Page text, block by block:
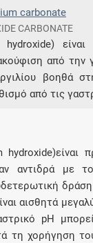
carbonate
CARBONATE
είναι
από την
βοηθά
από τις
αντιδρά με
δράση
αισθητά
pH
χορήγηση